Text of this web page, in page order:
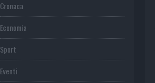
Cronaca
Economia
Sport
Eventi